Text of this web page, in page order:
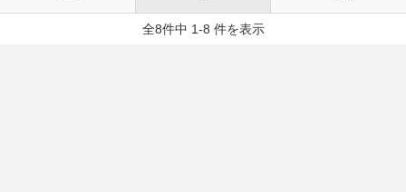
全8件中 1-8 件を表示